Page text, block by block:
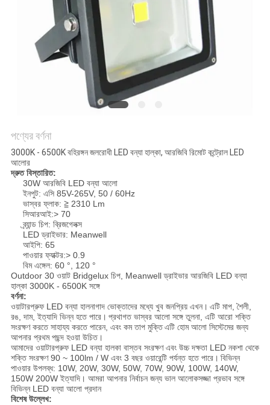
PRIVACY
POLICY
পণ্যের বর্ণনা
3000K - 6500K বহিরঙ্গন জলরোধী LED বন্যা হাল্কা, আরজিবি রিমোট কন্ট্রোল LED
আলোর
দ্রুত বিস্তারিত:
30W আরজিবি LED বন্যা আলো
ইনপুট: এসি 85V-265V, 50 / 60Hz
ভাস্বর ফ্লাক: ≧ 2310 Lm
সিআরআই:> 70
ব্র্যান্ড চিপ: ব্রিজগেলক্স
LED ড্রাইভার: Meanwell
আইপি: 65
পাওয়ার ফ্যাক্টর:> 0.9
বিম এঙ্গেল: 60 °, 120 °
Outdoor 30 ওয়াট Bridgelux চিপ, Meanwell ড্রাইভার আরজিবি LED বন্যা
হাল্কা 3000K - 6500K সঙ্গে
বর্ণনা:
ওয়াটারপ্রুফ LED বন্যা হালনাগাদ ভোক্তাদের মধ্যে খুব জনপ্রিয় এখন। এটি মাপ, শৈলী,
রঙ, দাম, ইত্যাদি ভিন্ন হতে পারে। প্রথাগত ভাস্বর আলো সঙ্গে তুলনা, এটি আরো শক্তি
সংরক্ষণ করতে সাহায্য করতে পারেন, এবং কম তাপ মুক্তিএটি হোম আলো সিস্টেমের জন্য
আপনার প্রথম পছন্দ হওয়া উচিত।
আমাদের ওয়াটারপ্রুফ LED বন্যা হালকা বাস্তব সংরক্ষণ এবং উচ্চ দক্ষতা LED নকশা থেকে
শক্তি সংরক্ষণ 90 ~ 100lm / W এবং 3 বছর ওয়ারেন্টি পর্যন্ত হতে পারে। বিভিন্ন
পাওয়ার উপলব্ধ: 10W, 20W, 30W, 50W, 70W, 90W, 100W, 140W,
150W 200W ইত্যাদি। আমরা আপনার নির্বাচন জন্য ভাল আলোকসজ্জা প্রভাব সঙ্গে
বিভিন্ন LED বন্যা আলো প্রদান
বিশেষ উল্লেখ: